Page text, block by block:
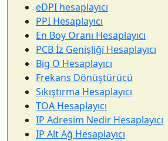
eDPI hesaplayıcı
PPI Hesaplayıcı
En Boy Oranı Hesaplayıcı
PCB İz Genişliği Hesaplayıcı
Big O Hesaplayıcı
Frekans Dönüştürücü
Sıkıştırma Hesaplayıcı
TOA Hesaplayıcı
IP Adresim Nedir Hesaplayıcı
IP Alt Ağ Hesaplayıcı